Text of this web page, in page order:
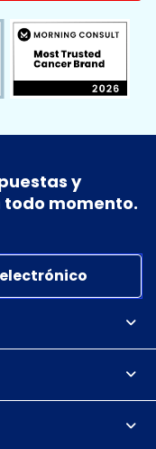
y
todo momento.